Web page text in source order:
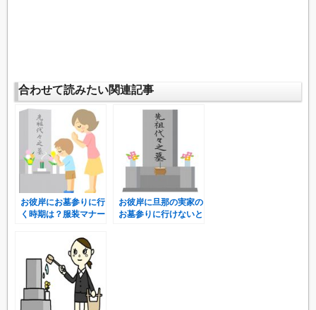
合わせて読みたい関連記事
お彼岸にお墓参りに行
く時期は？服装マナー
お彼岸に旦那の実家の
お墓参りに行けないと